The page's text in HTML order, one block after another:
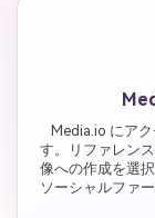
Media.io にア
す。リファレン
像への作成を選
ソーシャルファ